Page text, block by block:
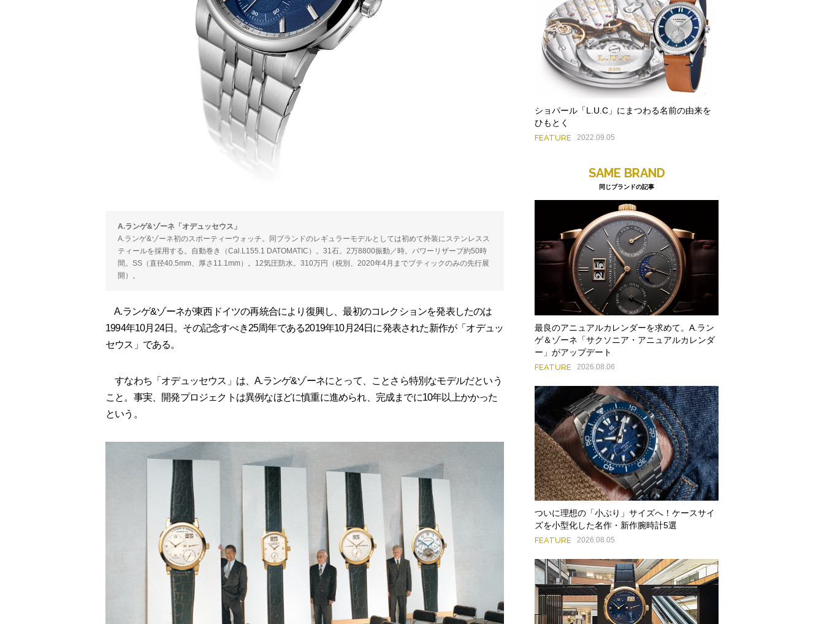
A.ランゲ&ゾーネ「オデュッセウス」
A.ランゲ&ゾーネ初のスポーティーウォッチ。同ブランドのレギュラーモデルとしては初めて外装にステンレスス
ティールを採用する。自動巻き（Cal.L155.1 DATOMATIC）。31石。2万8800振動／時。パワーリザーブ約50時
間。SS（直径40.5mm、厚さ11.1mm）。12気圧防水。310万円（税別、2020年4月までブティックのみの先行展
開）。
A.ランゲ&ゾーネが東西ドイツの再統合により復興し、最初のコレクションを発表したのは
1994年10月24日。その記念すべき25周年である2019年10月24日に発表された新作が「オデュッ
セウス」である。
すなわち「オデュッセウス」は、A.ランゲ&ゾーネにとって、ことさら特別なモデルだという
こと。事実、開発プロジェクトは異例なほどに慎重に進められ、完成までに10年以上かかった
という。
ショパール「L.U.C」にまつわる名前の由来を
ひもとく
FEATURE 2022.09.05
SAME BRAND
同じブランドの記事
最良のアニュアルカレンダーを求めて。A.ラン
ゲ＆ゾーネ「サクソニア・アニュアルカレンダ
ー」がアップデート
FEATURE 2026.08.06
ついに理想の「小ぶり」サイズへ！ケースサイ
ズを小型化した名作・新作腕時計5選
FEATURE 2026.08.05